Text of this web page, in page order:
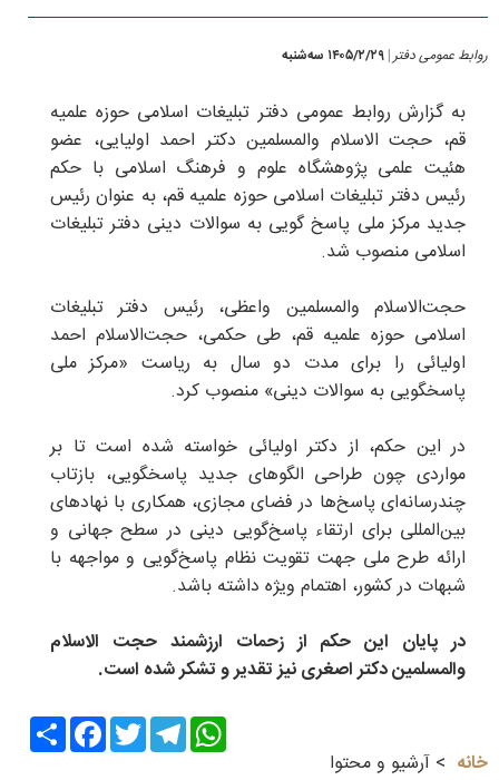
روابط عمومی دفتر | ۱۴۰۵/۲/۲۹ سه‌شنبه
به گزارش روابط عمومی دفتر تبلیغات اسلامی حوزه علمیه
قم، حجت الاسلام والمسلمین دکتر احمد اولیایی، عضو
هئیت علمی پژوهشگاه علوم و فرهنگ اسلامی با حکم
رئیس دفتر تبلیغات اسلامی حوزه علمیه قم، به عنوان رئیس
جدید مرکز ملی پاسخ گویی به سوالات دینی دفتر تبلیغات
اسلامی منصوب شد.
حجت‌الاسلام والمسلمین واعظی، رئیس دفتر تبلیغات
اسلامی حوزه علمیه قم، طی حکمی، حجت‌الاسلام احمد
اولیائی را برای مدت دو سال به ریاست «مرکز ملی
پاسخگویی به سوالات دینی» منصوب کرد.
در این حکم، از دکتر اولیائی خواسته شده است تا بر
مواردی چون طراحی الگوهای جدید پاسخگویی، بازتاب
چندرسانه‌ای پاسخ‌ها در فضای مجازی، همکاری با نهادهای
بین‌المللی برای ارتقاء پاسخ‌گویی دینی در سطح جهانی و
ارائه طرح ملی جهت تقویت نظام پاسخ‌گویی و مواجهه با
شبهات در کشور، اهتمام ویژه داشته باشد.
در پایان این حکم از زحمات ارزشمند حجت الاسلام
والمسلمین دکتر اصغری نیز تقدیر و تشکر شده است.
Share
FacebookTwitter
Telegram
WhatsApp
خانه
آرشیو و محتوا